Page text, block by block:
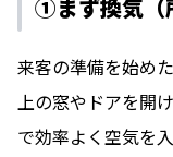
①まず換気（
来客の準備を始め
上の窓やドアを開
で効率よく空気を